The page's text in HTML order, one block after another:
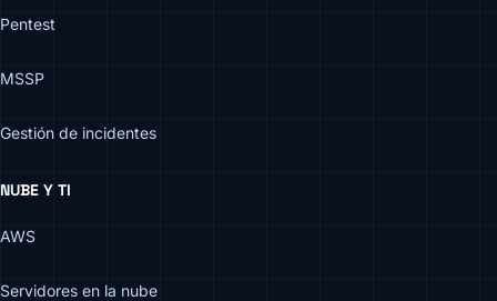
Pentest
MSSP
Gestión de incidentes
NUBE Y TI
AWS
Servidores en la nube